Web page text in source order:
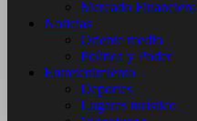
Mercado Financiero
Noticias
Oriente medio
Politica y Poder
Entretenimiento
Deportes
Lugares turístico